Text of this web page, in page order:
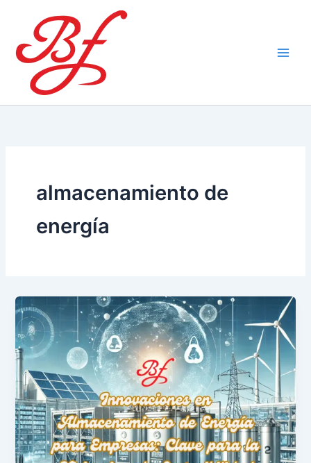
contenido
almacenamiento de
energía